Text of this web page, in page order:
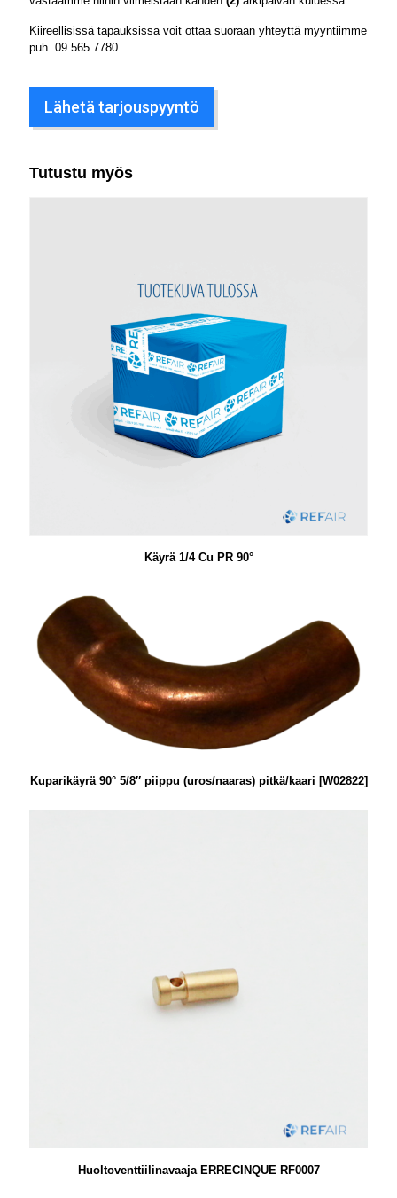
Kiireellisissä tapauksissa voit ottaa suoraan yhteyttä myyntiimme
puh. 09 565 7780
Lähetä tarjouspyyntö
Tutustu myös
Käyrä 1/4 Cu PR 90°
Kuparikäyrä 90° 5/8″ piippu (uros/naaras) pitkä/kaari [W02822]
Huoltoventtiilinavaaja ERRECINQUE RF0007